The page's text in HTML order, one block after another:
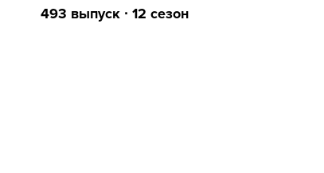
493 выпуск ∙ 12 сезон